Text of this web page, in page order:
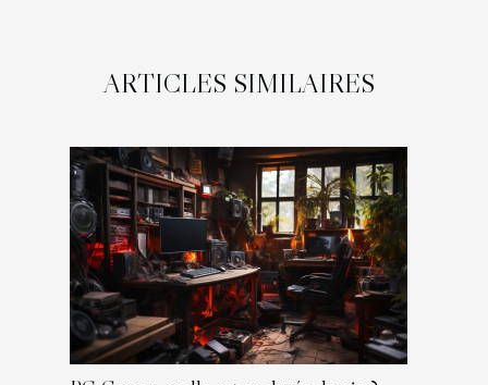
ARTICLES SIMILAIRES